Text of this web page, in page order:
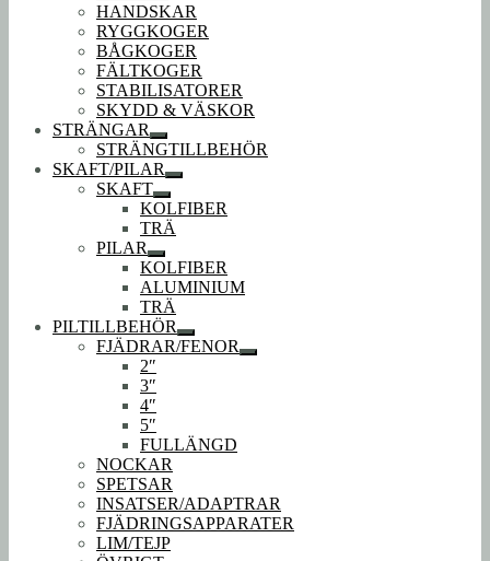
HANDSKAR
RYGGKOGER
BÅGKOGER
FÄLTKOGER
STABILISATORER
SKYDD & VÄSKOR
STRÄNGAR
Expandera
undermeny
STRÄNGTILLBEHÖR
SKAFT/PILAR
Expandera
undermeny
SKAFT
Expandera
undermeny
KOLFIBER
TRÄ
PILAR
Expandera
undermeny
KOLFIBER
ALUMINIUM
TRÄ
PILTILLBEHÖR
Expandera
undermeny
FJÄDRAR/FENOR
Expandera
2″
3″
4″
5″
FULLÄNGD
NOCKAR
SPETSAR
INSATSER/ADAPTRAR
FJÄDRINGSAPPARATER
LIM/TEJP